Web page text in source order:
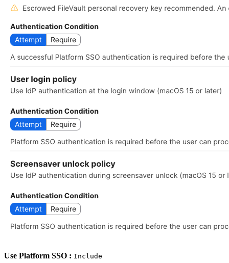
Use Platform SSO : Include